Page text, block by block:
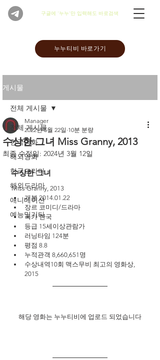
​구글에 '누누'만 입력해도 바로검색
누누티비 바로가기
게시물
전체 게시물
한국영화
해외영화
한국드라마
해외드라마
애니메이션
예능및기타
전체 게시물
수상한 그녀 Miss Granny, 2013
Manager
2022년 5월 22일 10분 분량
최종 수정일: 2024년 3월 12일
수상한 그녀
Miss Granny, 2013
개봉 2014.01.22
장르 코미디/드라마
국가 한국
등급 15세이상관람가
러닝타임 124분
평점 8.8
누적관객 8,660,651명
수상내역10회 맥스무비 최고의 영화상,
2015
해당 영화는 누누티비에 업로드 되었습니다